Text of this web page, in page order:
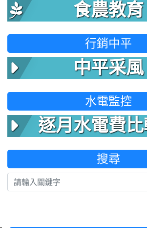
食農教育
行銷中平
中平采風
水電監控
逐月水電費
搜尋